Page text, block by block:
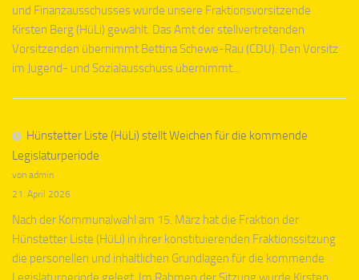
und Finanzausschusses wurde unsere Fraktionsvorsitzende
Kirsten Berg (HüLi) gewählt. Das Amt der stellvertretenden
Vorsitzenden übernimmt Bettina Schewe-Rau (CDU). Den Vorsitz
im Jugend- und Sozialausschuss übernimmt...
Hünstetter Liste (HüLi) stellt Weichen für die kommende
Legislaturperiode
von admin
21. April 2026
Nach der Kommunalwahl am 15. März hat die Fraktion der
Hünstetter Liste (HüLi) in ihrer konstituierenden Fraktionssitzung
die personellen und inhaltlichen Grundlagen für die kommende